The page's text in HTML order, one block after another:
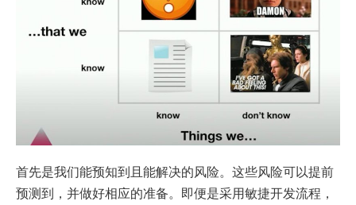
首先是我们能预知到且能解决的风险。这些风险可以提前
预测到，并做好相应的准备。即便是采用敏捷开发流程，